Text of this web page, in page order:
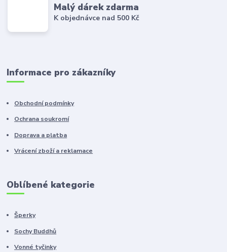
Malý dárek zdarma
K objednávce nad 500 Kč
Informace pro zákazníky
Obchodní podmínky
Ochrana soukromí
Doprava a platba
Vrácení zboží a reklamace
Oblíbené kategorie
Šperky
Sochy Buddhů
Vonné tyčinky